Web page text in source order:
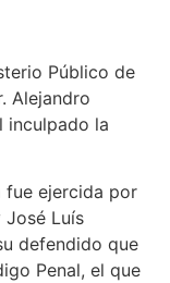
Público de
Alejandro
inculpado la
ejercida por
Luís
defendido que
Penal, el que